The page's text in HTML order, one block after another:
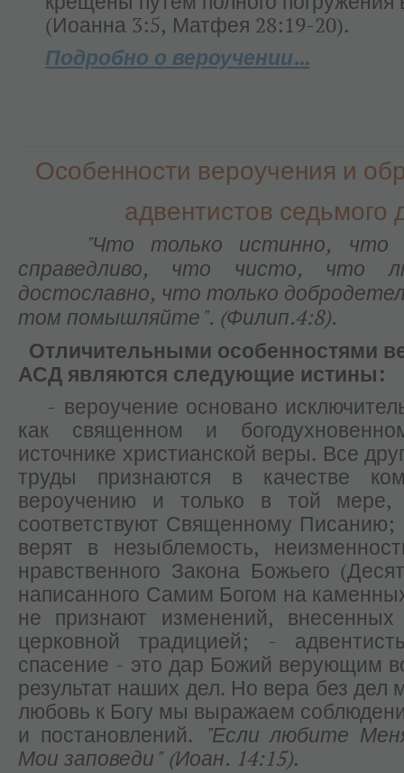
(Иоанна 3:5, Матфея 28:19-20).
Подробно о вероучении...
Особенности вероучения и
адвентистов седьмого
"Что только истинно, что
справедливо, что чисто, что
достославно, что только
том помышляйте". (Филип.4:8).
Отличительными особенностями
АСД являются следующие истины:
- вероучение основано
как священном и
источнике христианской веры. Все
труды признаются в качестве
вероучению и только в той
соответствуют Священному
верят в незыблемость,
нравственного Закона Божьего
написанного Самим Богом на
не признают изменений,
церковной традицией; -
спасение - это дар Божий верующим
результат наших дел. Но вера без дел
любовь к Богу мы выражаем
и постановлений.
"Если любите
Мои заповеди" (Иоан. 14:15).